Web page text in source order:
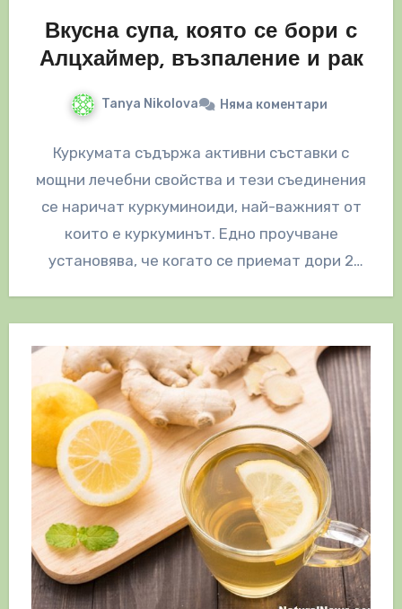
Вкусна супа, която се бори с
Алцхаймер, възпаление и рак
Tanya Nikolova Няма коментари
Куркумата съдържа активни съставки с
мощни лечебни свойства и тези съединения
се наричат куркуминоиди, най-важният от
които е куркуминът. Едно проучване
установява, че когато се приемат дори 2